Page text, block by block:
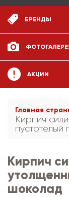
БРЕНДЫ
АКЦИИ
Главная
Кирпич
пустотелый
Кирпич
шоколад